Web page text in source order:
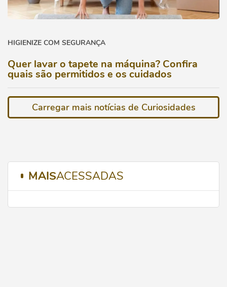
HIGIENIZE COM SEGURANÇA
Quer lavar o tapete na máquina? Confira
quais são permitidos e os cuidados
Carregar mais notícias de Curiosidades
MAISACESSADAS